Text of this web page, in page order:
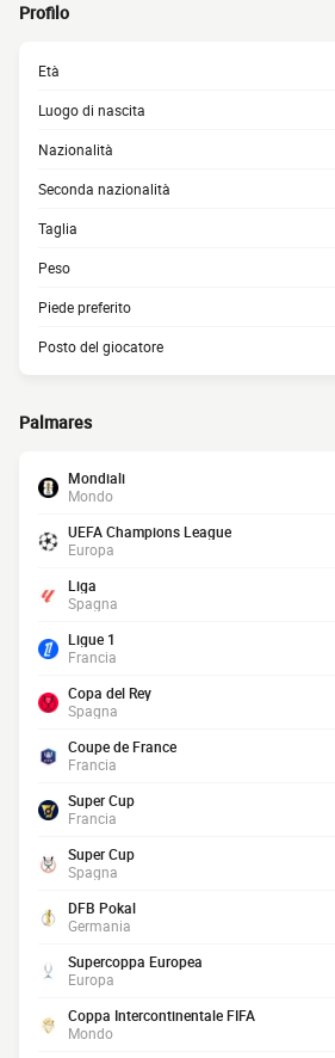
Profilo
Età
Luogo di nascita
Nazionalità
Seconda nazionalità
Taglia
Peso
Piede preferito
Posto del giocatore
Palmares
Mondiali
Mondo
UEFA Champions League
Europa
Liga
Spagna
Ligue 1
Francia
Copa del Rey
Spagna
Coupe de France
Francia
Super Cup
Francia
Super Cup
Spagna
DFB Pokal
Germania
Supercoppa Europea
Europa
Coppa Intercontinentale FIFA
Mondo